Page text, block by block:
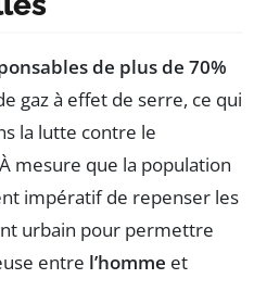
de plus de 70%
gaz à effet de serre, ce qui
la lutte contre le
mesure que la population
impératif de repenser les
urbain pour permettre
entre l’homme et